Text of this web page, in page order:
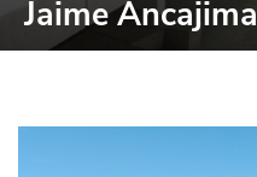
Jaime Ancajima